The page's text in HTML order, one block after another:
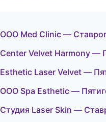
ООО Med Clinic —
Center Velvet Harmony —
Esthetic Laser Velvet —
ООО Spa Esthetic —
Студия Laser Skin —